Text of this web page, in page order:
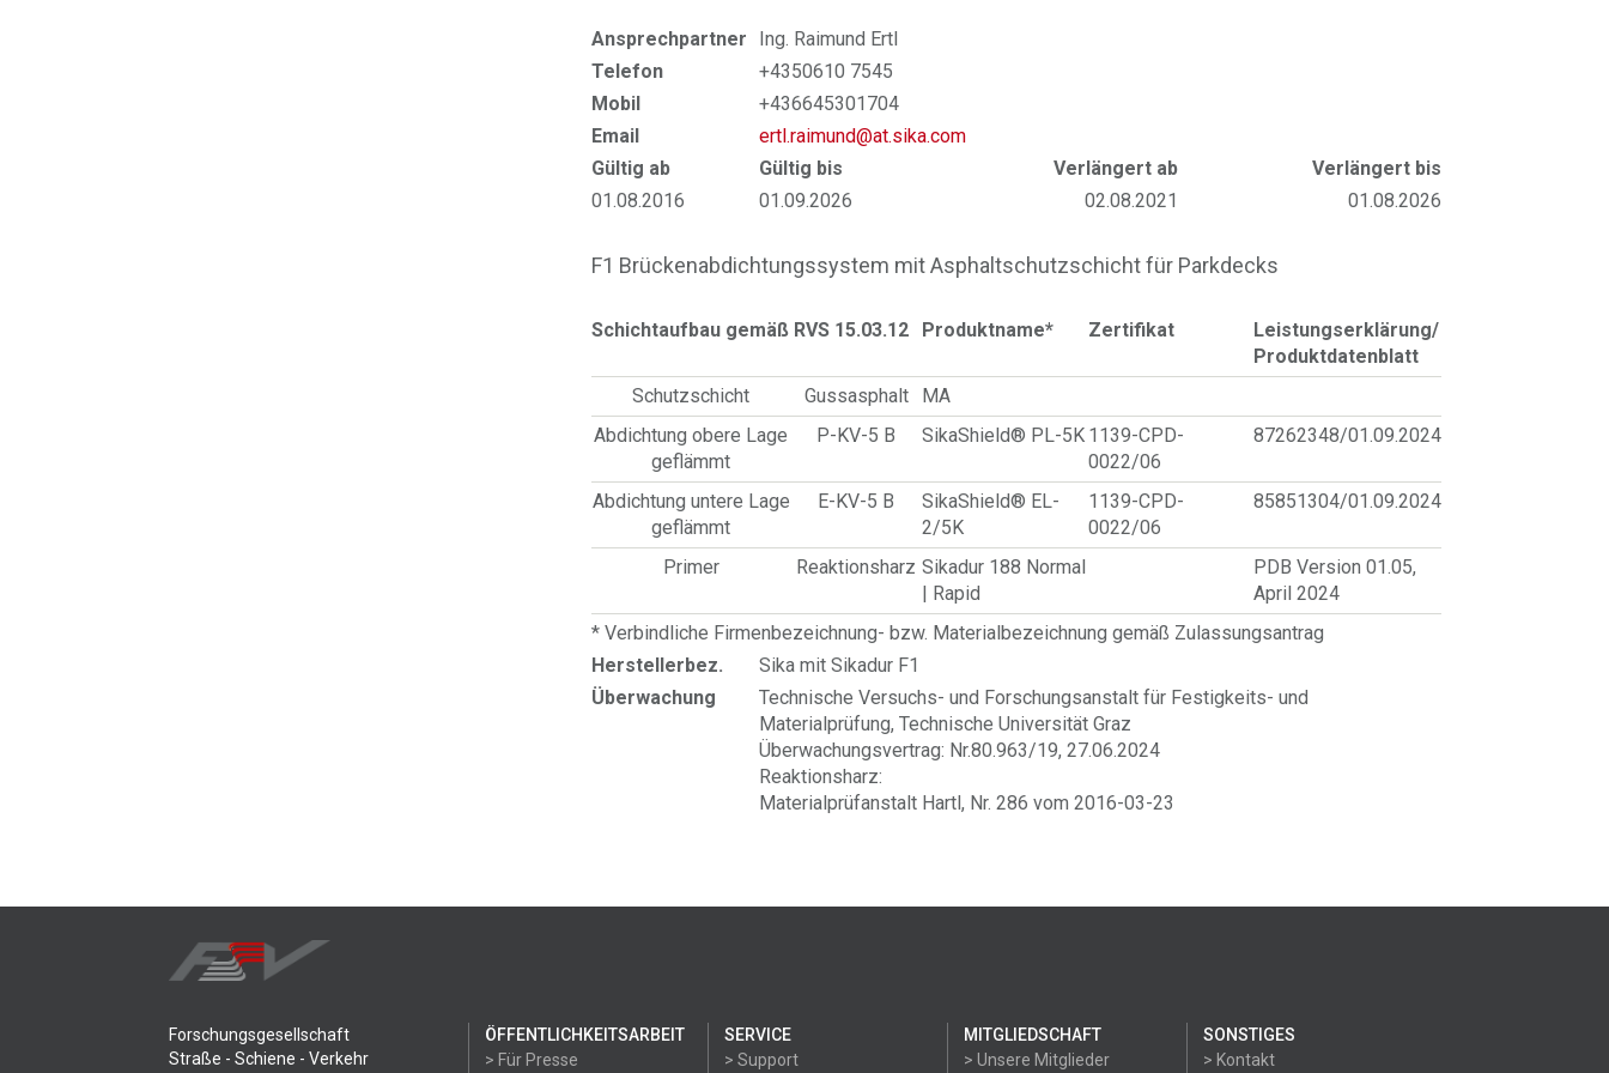
Ansprechpartner
Ing. Raimund Ertl
Telefon
+4350610 7545
Mobil
+436645301704
Email
ertl.raimund@at.sika.com
Gültig ab
Gültig bis Verlängert ab
Verlängert bis
01.08.2016
01.09.2026 02.08.2021 01.08.2026
F1 Brückenabdichtungssystem mit Asphaltschutzschicht für Parkdecks
Schichtaufbau gemäß RVS 15.03.12 Produktname* Zertifikat
Leistungserklärung/
Produktdatenblatt
Schutzschicht
Gussasphalt
MA
Abdichtung obere Lage
geflämmt
P-KV-5 B SikaShield® PL-5K 1139-CPD-
0022/06
87262348/01.09.2024
Abdichtung untere Lage
geflämmt
E-KV-5 B
SikaShield® EL-
2/5K
1139-CPD-
0022/06
85851304/01.09.2024
Primer Reaktionsharz Sikadur 188 Normal
| Rapid
PDB Version 01.05,
April 2024
* Verbindliche Firmenbezeichnung- bzw. Materialbezeichnung gemäß Zulassungsantrag
Herstellerbez.
Sika mit Sikadur F1
Überwachung
Technische Versuchs- und Forschungsanstalt für Festigkeits- und
Materialprüfung, Technische Universität Graz
Überwachungsvertrag: Nr.80.963/19, 27.06.2024
Reaktionsharz:
Materialprüfanstalt Hartl, Nr. 286 vom 2016-03-23
Forschungsgesellschaft
Straße - Schiene - Verkehr
ÖFFENTLICHKEITSARBEIT
> Für Presse
SERVICE
> Support
MITGLIEDSCHAFT
> Unsere Mitglieder
SONSTIGES
> Kontakt